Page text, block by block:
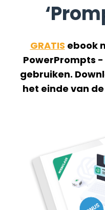
GRATIS ebook
PowerPrompts
gebruiken.
het einde van